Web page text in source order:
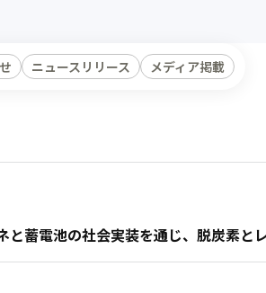
ニュースリリース メディア掲載
蓄電池の社会実装を通じ、脱炭素と